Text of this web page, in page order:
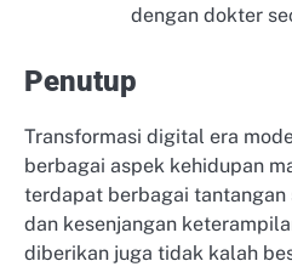
dengan dokter
Penutup
Transformasi digital era
berbagai aspek kehidupan
terdapat berbagai tantangan
dan kesenjangan
diberikan juga tidak kalah